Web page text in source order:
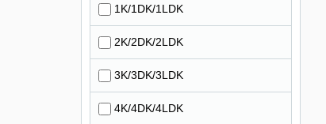
1K/1DK/1LDK
2K/2DK/2LDK
3K/3DK/3LDK
4K/4DK/4LDK